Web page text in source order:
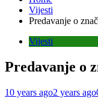
Vijesti
Predavanje o
Vijesti
Predavanje o
10 years ago2 years ago